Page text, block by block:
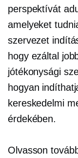
perspektívát
amelyeket
szervezet
hogy ezáltal
jótékonysági
hogyan
kereskedelmi
érdekében.
Olvasson